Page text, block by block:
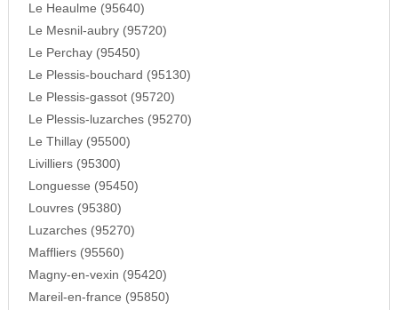
Le Heaulme (95640)
Le Mesnil-aubry (95720)
Le Perchay (95450)
Le Plessis-bouchard (95130)
Le Plessis-gassot (95720)
Le Plessis-luzarches (95270)
Le Thillay (95500)
Livilliers (95300)
Longuesse (95450)
Louvres (95380)
Luzarches (95270)
Maffliers (95560)
Magny-en-vexin (95420)
Mareil-en-france (95850)